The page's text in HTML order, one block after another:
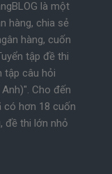
là một
hàng, chia sẻ
hàng, cuốn
tập đề thi
tập câu hỏi
Cho đến
có hơn 18 cuốn
đề thi lớn nhỏ